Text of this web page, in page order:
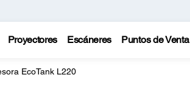
Proyectores Escáneres Puntos de Venta
EcoTank L220